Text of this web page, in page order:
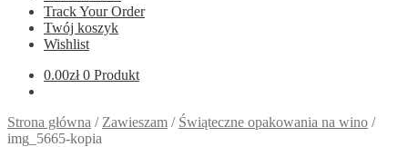
Track Your Order
Twój koszyk
Wishlist
0.00zł 0 Produkt
Strona główna / Zawieszam / Świąteczne opakowania na wino /
img_5665-kopia